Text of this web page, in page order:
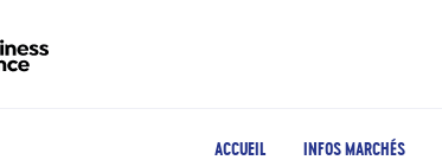
ACCUEIL INFOS MARCHÉS